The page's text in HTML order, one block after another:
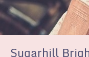
Sugarhill